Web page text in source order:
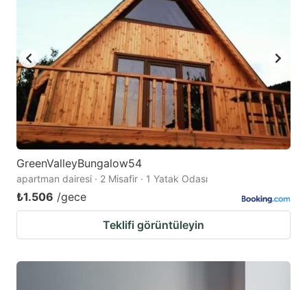
GreenValleyBungalow54
apartman dairesi · 2 Misafir · 1 Yatak Odası
₺1.506 /gece
Teklifi görüntüleyin